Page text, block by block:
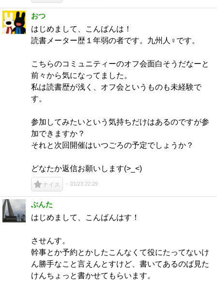
おつ
はじめまして、こんばんは！
読書メーター歴１年弱の者です。九州人♀です。
こちらのコミュニティーのオフ会面白そうだなーと
前々から気になってました。
私は読書歴が浅く、オフ会というものも未経験で
す。
参加してみたいという気持ちだけはあるのですが参
加できますか？
それと次回開催はいつごろの予定でしょうか？
どなたか返信お願いします(>_<)
ナイス 01/23 22:29
ぶんた
はじめまして、こんばんはす！
させんす。
幹事とか予約とかしたこんなくて役にたってないけ
ん勝手なこと言えんとすけど、書いてあるのば見た
けんちょっと書かせてもらいます。